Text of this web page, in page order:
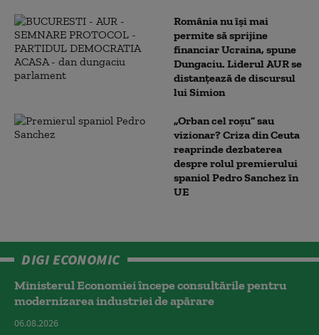
România nu își mai
permite să sprijine
financiar Ucraina, spune
Dungaciu. Liderul AUR se
distanțează de discursul
lui Simion
„Orban cel roșu” sau
vizionar? Criza din Ceuta
reaprinde dezbaterea
despre rolul premierului
spaniol Pedro Sanchez în
UE
DIGI ECONOMIC
Ministerul Economiei începe consultările pentru
modernizarea industriei de apărare
06.08.2026